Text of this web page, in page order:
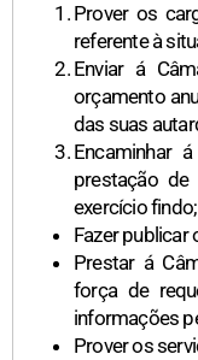
Prover os
referente à
Enviar á
orçamento
das suas
Encaminhar
prestação
exercício findo;
Fazer publicar
Prestar á
força de
informações
Prover os